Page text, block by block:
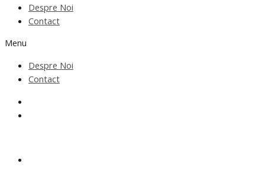
Despre Noi
Contact
Menu
Despre Noi
Contact